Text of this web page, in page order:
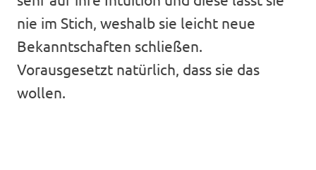
nie im Stich, weshalb sie leicht neue
Bekanntschaften schließen.
Vorausgesetzt natürlich, dass sie das
wollen.